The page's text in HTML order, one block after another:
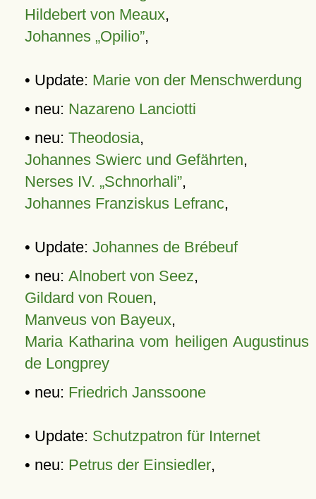
Hildebert von Meaux,
Johannes „Opilio”,
• Update: Marie von der Menschwerdung
• neu: Nazareno Lanciotti
• neu: Theodosia,
Johannes Swierc und Gefährten,
Nerses IV. „Schnorhali”,
Johannes Franziskus Lefranc,
• Update: Johannes de Brébeuf
• neu: Alnobert von Seez,
Gildard von Rouen,
Manveus von Bayeux,
Maria Katharina vom heiligen Augustinus
de Longprey
• neu: Friedrich Janssoone
• Update: Schutzpatron für Internet
• neu: Petrus der Einsiedler,